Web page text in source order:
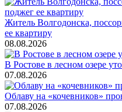
Житель Волгодонска,
ее квартиру
08.08.2026
В Ростове в лесном озере
07.08.2026
Облаву на «кочевников»
07.08.2026